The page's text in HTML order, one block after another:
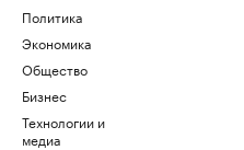
Политика
Экономика
Общество
Бизнес
Технологии и
медиа